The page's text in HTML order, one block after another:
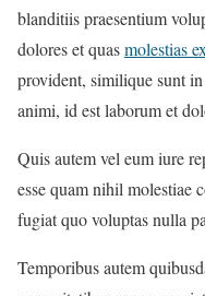
blanditiis praesentium
dolores et quasmolestias
provident, similique sunt
animi, id est laborum et
Quis autem vel eum iure
esse quam nihil molestiae
fugiat quo voluptas nulla
Temporibus autem